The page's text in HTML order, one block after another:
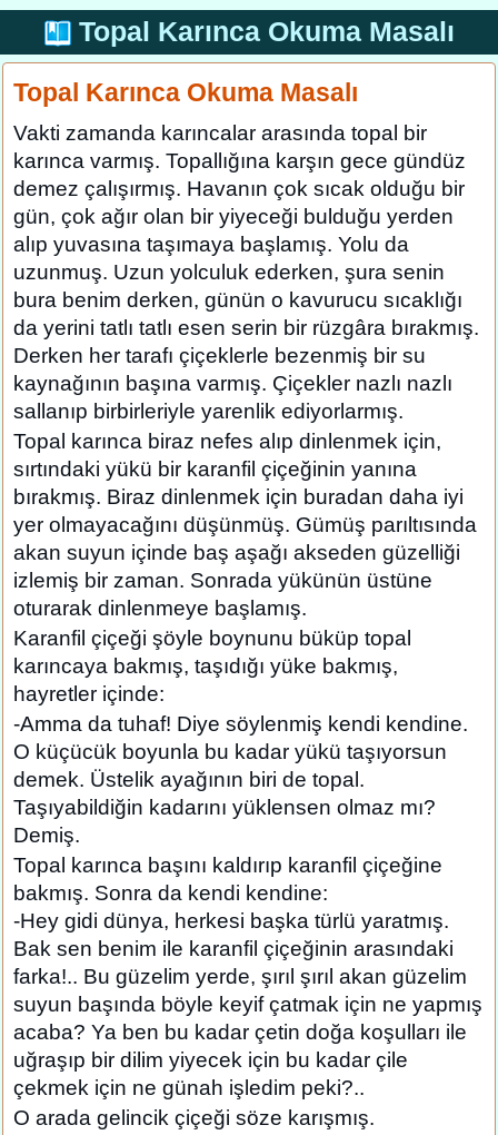
Topal Karınca Okuma Masalı
Topal Karınca Okuma Masalı
Vakti zamanda karıncalar arasında topal bir
karınca varmış. Topallığına karşın gece gündüz
demez çalışırmış. Havanın çok sıcak olduğu bir
gün, çok ağır olan bir yiyeceği bulduğu yerden
alıp yuvasına taşımaya başlamış. Yolu da
uzunmuş. Uzun yolculuk ederken, şura senin
bura benim derken, günün o kavurucu sıcaklığı
da yerini tatlı tatlı esen serin bir rüzgâra bırakmış.
Derken her tarafı çiçeklerle bezenmiş bir su
kaynağının başına varmış. Çiçekler nazlı nazlı
sallanıp birbirleriyle yarenlik ediyorlarmış.
Topal karınca biraz nefes alıp dinlenmek için,
sırtındaki yükü bir karanfil çiçeğinin yanına
bırakmış. Biraz dinlenmek için buradan daha iyi
yer olmayacağını düşünmüş. Gümüş parıltısında
akan suyun içinde baş aşağı akseden güzelliği
izlemiş bir zaman. Sonrada yükünün üstüne
oturarak dinlenmeye başlamış.
Karanfil çiçeği şöyle boynunu büküp topal
karıncaya bakmış, taşıdığı yüke bakmış,
hayretler içinde:
-Amma da tuhaf! Diye söylenmiş kendi kendine.
O küçücük boyunla bu kadar yükü taşıyorsun
demek. Üstelik ayağının biri de topal.
Taşıyabildiğin kadarını yüklensen olmaz mı?
Demiş.
Topal karınca başını kaldırıp karanfil çiçeğine
bakmış. Sonra da kendi kendine:
-Hey gidi dünya, herkesi başka türlü yaratmış.
Bak sen benim ile karanfil çiçeğinin arasındaki
farka!.. Bu güzelim yerde, şırıl şırıl akan güzelim
suyun başında böyle keyif çatmak için ne yapmış
acaba? Ya ben bu kadar çetin doğa koşulları ile
uğraşıp bir dilim yiyecek için bu kadar çile
çekmek için ne günah işledim peki?..
O arada gelincik çiçeği söze karışmış.